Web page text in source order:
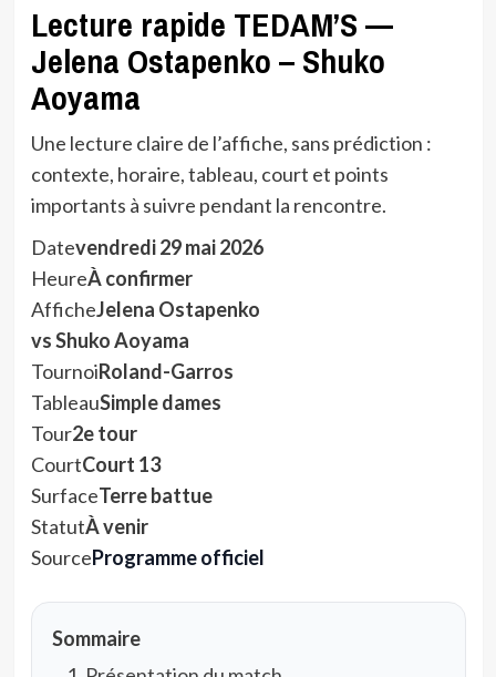
Lecture rapide TEDAM’S —
Jelena Ostapenko – Shuko
Aoyama
Une lecture claire de l’affiche, sans prédiction :
contexte, horaire, tableau, court et points
importants à suivre pendant la rencontre.
Datevendredi 29 mai 2026
HeureÀ confirmer
AfficheJelena Ostapenko
vs Shuko Aoyama
TournoiRoland-Garros
TableauSimple dames
Tour2e tour
CourtCourt 13
SurfaceTerre battue
StatutÀ venir
SourceProgramme officiel
Sommaire